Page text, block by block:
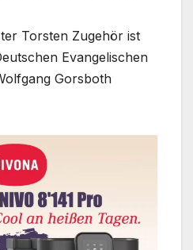
Torsten Zugehör ist
Evangelischen
Gorsboth